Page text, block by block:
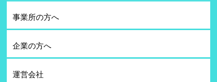
事業所の方へ
企業の方へ
運営会社